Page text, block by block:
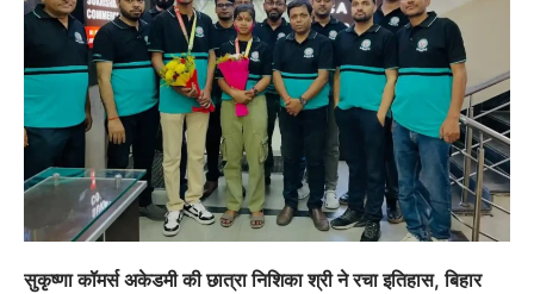
सुकृष्णा कॉमर्स अकेडमी की छात्रा निशिका श्री ने रचा इतिहास, बिहार